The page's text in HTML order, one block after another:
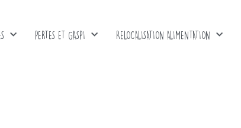
PERTES ET GASPI RELOCALISATION ALIMENTATION